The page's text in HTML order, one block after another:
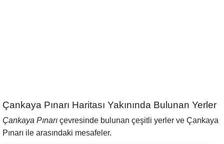
Çankaya Pınarı Haritası Yakınında Bulunan Yerler
Çankaya Pınarı çevresinde bulunan çeşitli yerler ve Çankaya
Pınarı ile arasındaki mesafeler.